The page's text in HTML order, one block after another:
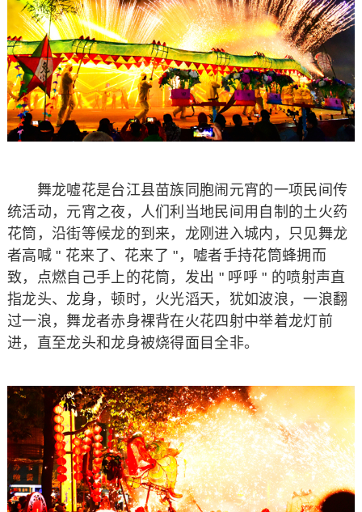
舞龙嘘花是台江县苗族同胞闹元宵的一项民间传
统活动，元宵之夜，人们利当地民间用自制的土火药
花筒，沿街等候龙的到来，龙刚进入城内，只见舞龙
者高喊 " 花来了、花来了 "，嘘者手持花筒蜂拥而
致，点燃自己手上的花筒，发出 " 呼呼 " 的喷射声直
指龙头、龙身，顿时，火光滔天，犹如波浪，一浪翻
过一浪，舞龙者赤身裸背在火花四射中举着龙灯前
进，直至龙头和龙身被烧得面目全非。